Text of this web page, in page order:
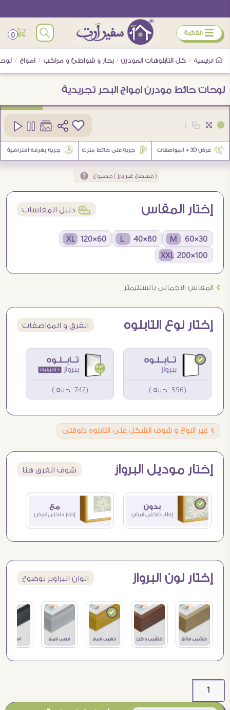
ÿ القائمة 0
الرئيسية / كل التابلوهات المودرن / بحار و شواطئ و مراكب / امواج /
لوحات حائط مودرن امواج البحر تجريدية
( مسطح غير بارز ) مطبوع
إختار المقاس í دليل المقاسات
30×60 M
80×40 L
60×120 XL
100×200 XXL
Ö المقاس الاجمالى بالسنتيمتر
إختار نوع التابلوه الفرق و المواصفات
(596 جنيه ) (742 جنيه )
Ö غير النوع و شوف الشكل على التابلوه دلوقتى
إختار موديل البرواز شوف الفرق هنا
إختار لون البرواز الوان البراويز بوضوح